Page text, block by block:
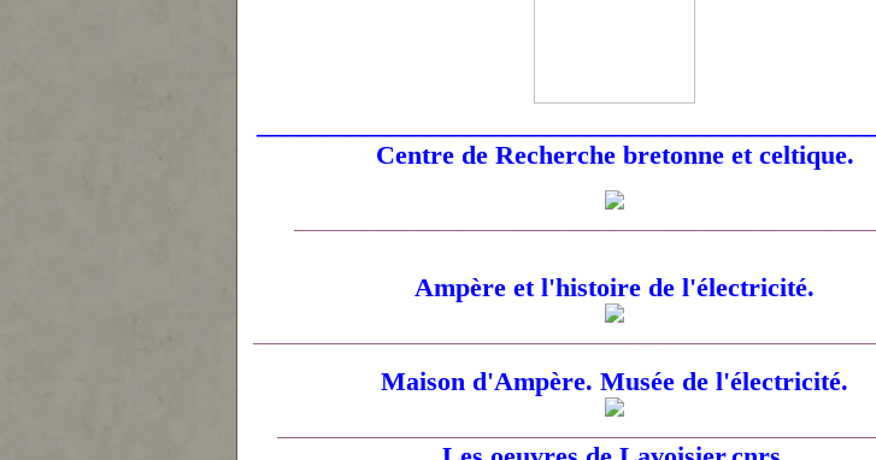
Centre de Recherche bretonne et celtique.
Ampère et l'histoire de l'électricité.
Maison d'Ampère. Musée de l'électricité.